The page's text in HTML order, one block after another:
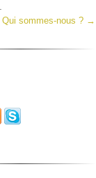
Qui sommes-nous ? →